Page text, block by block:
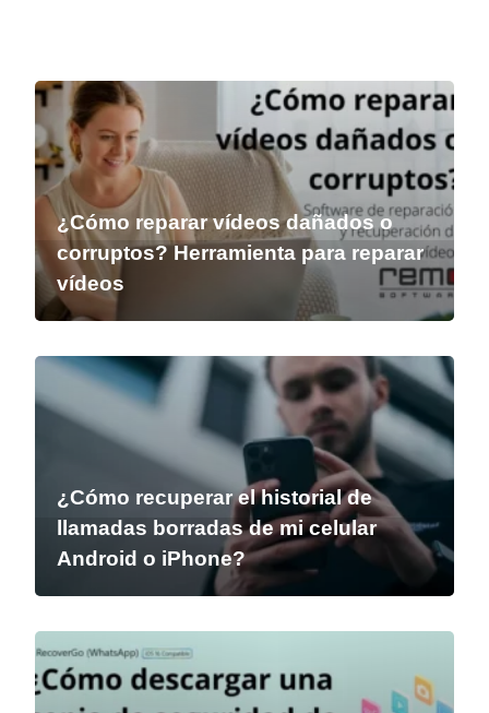
¿Cómo reparar vídeos dañados o
corruptos? Herramienta para reparar
vídeos
¿Cómo recuperar el historial de
llamadas borradas de mi celular
Android o iPhone?